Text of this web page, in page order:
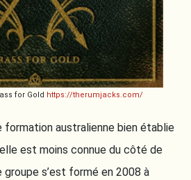
for Gold https://therumjacks.com/
formation australienne bien établie
est moins connue du côté de
groupe s’est formé en 2008 à